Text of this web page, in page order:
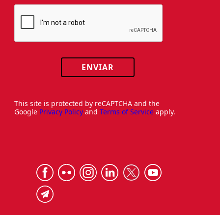
ENVIAR
This site is protected by reCAPTCHA and the
Google Privacy Policy and Terms of Service apply.